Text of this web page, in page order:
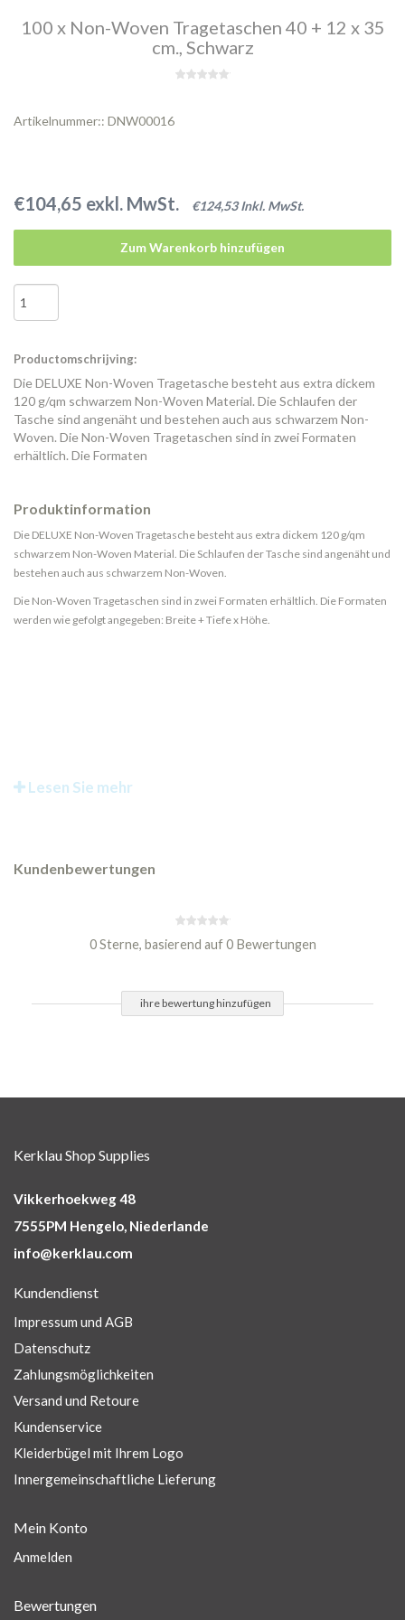
100 x Non-Woven Tragetaschen 40 + 12 x 35
cm., Schwarz
Artikelnummer:: DNW00016
€104,65 exkl. MwSt. €124,53 Inkl. MwSt.
Zum Warenkorb hinzufügen
Productomschrijving:
Die DELUXE Non-Woven Tragetasche besteht aus extra dickem
120 g/qm schwarzem Non-Woven Material. Die Schlaufen der
Tasche sind angenäht und bestehen auch aus schwarzem Non-
Woven. Die Non-Woven Tragetaschen sind in zwei Formaten
erhältlich. Die Formaten
Produktinformation
Die DELUXE Non-Woven Tragetasche besteht aus extra dickem 120 g/qm
schwarzem Non-Woven Material. Die Schlaufen der Tasche sind angenäht und
bestehen auch aus schwarzem Non-Woven.
Die Non-Woven Tragetaschen sind in zwei Formaten erhältlich. Die Formaten
werden wie gefolgt angegeben: Breite + Tiefe x Höhe.
Lesen Sie mehr
Kundenbewertungen
0 Sterne, basierend auf 0 Bewertungen
ihre bewertung hinzufügen
Kerklau Shop Supplies
Vikkerhoekweg 48
7555PM Hengelo, Niederlande
info@kerklau.com
Kundendienst
Impressum und AGB
Datenschutz
Zahlungsmöglichkeiten
Versand und Retoure
Kundenservice
Kleiderbügel mit Ihrem Logo
Innergemeinschaftliche Lieferung
Mein Konto
Anmelden
Bewertungen